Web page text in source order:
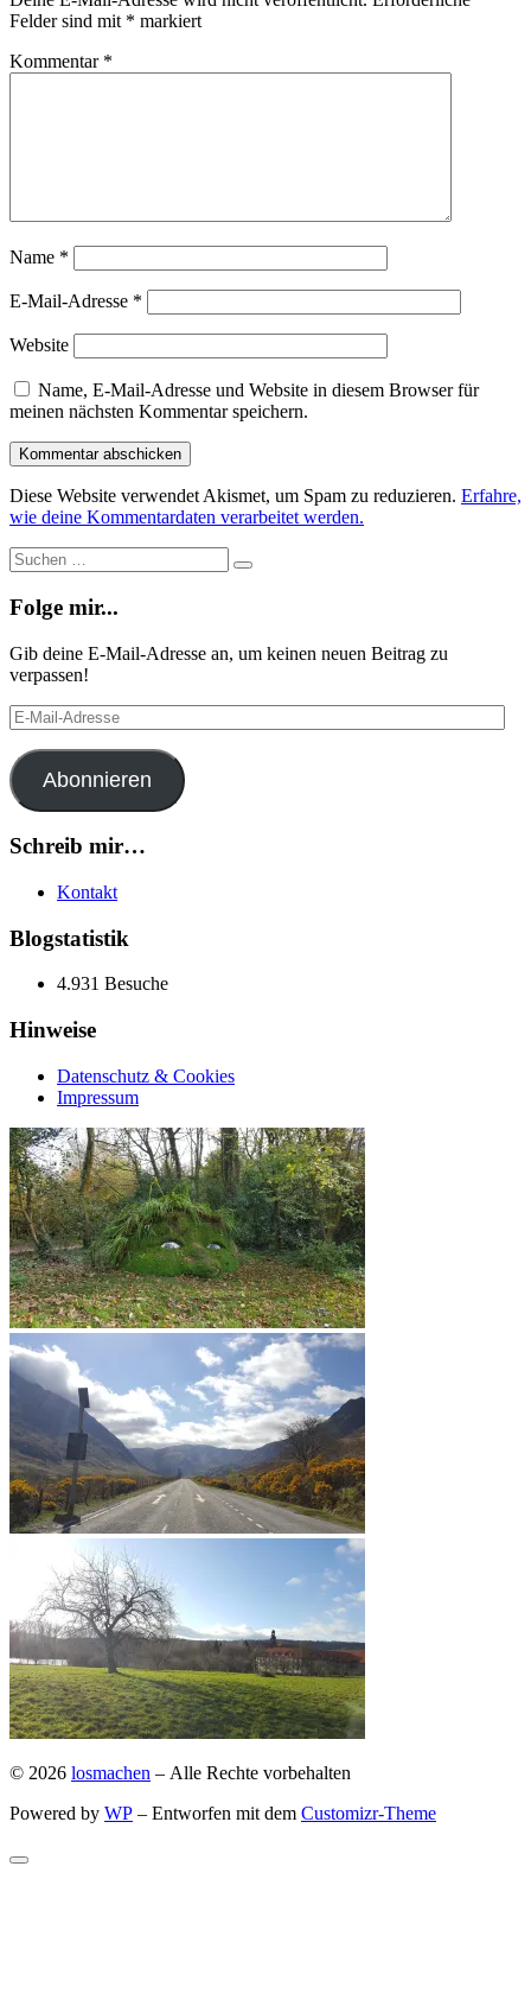
Felder sind mit * markiert
Kommentar *
Name *
E-Mail-Adresse *
Website
Name, E-Mail-Adresse und Website in diesem Browser für
meinen nächsten Kommentar speichern.
Diese Website verwendet Akismet, um Spam zu reduzieren. Erfahre,
wie deine Kommentardaten verarbeitet werden.
Suche
Suchen
Folge mir...
Gib deine E-Mail-Adresse an, um keinen neuen Beitrag zu
verpassen!
E-
Mail-
Adresse
Abonnieren
Schreib mir…
Kontakt
Blogstatistik
4.931 Besuche
Hinweise
Datenschutz & Cookies
Impressum
© 2026 losmachen – Alle Rechte vorbehalten
Powered by WP – Entworfen mit dem Customizr-Theme